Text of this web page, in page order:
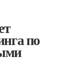
по